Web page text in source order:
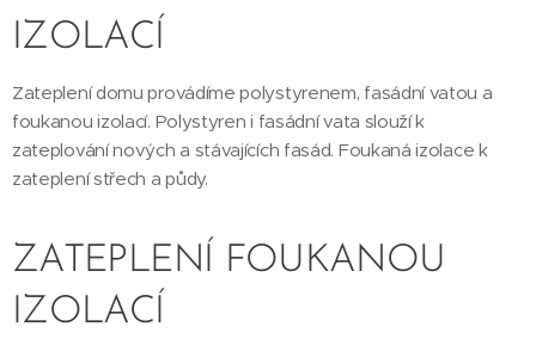
IZOLACÍ
Zateplení domu provádíme polystyrenem, fasádní vatou a
foukanou izolací. Polystyren i fasádní vata slouží k
zateplování nových a stávajících fasád. Foukaná izolace k
zateplení střech a půdy.
ZATEPLENÍ FOUKANOU
IZOLACÍ